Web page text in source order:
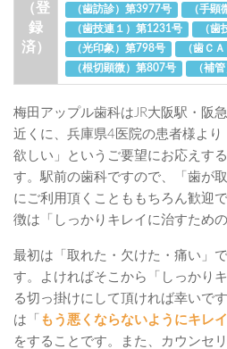
（登
録
済）
（歯訪診）第3977号
（手顕
（歯技連１）第1231号
（歯
（光印象）第798号
（歯Ｃ
（根切顕微）第807号
（補
梅田アップル歯科はJR大阪駅・阪
近くに、兵庫県4医院の患者様よ
欲しい」というご要望にお応えす
す。駅前の歯科ですので、「歯が
にご利用頂くことももちろん歓迎
徴は「しっかりキレイに治すための
最初は「取れた・欠けた・痛い」
す。よければそこから「しっかり
る切っ掛けにして頂ければ幸いで
は「 もう悪くならないようにキレ
をすることです。また、カウンセ